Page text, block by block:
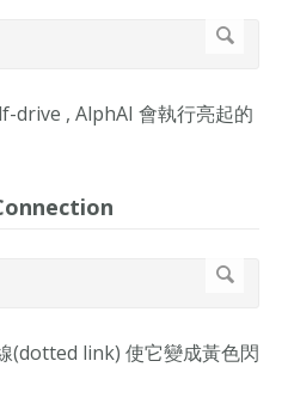
drive , AlphAI 會執行亮起的
(dotted link) 使它變成黃色閃